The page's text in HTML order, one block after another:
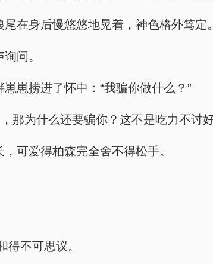
在身后慢悠悠地晃着，神色格外笃定。
问。
崽捞进了怀中：“我骗你做什么？”
那为什么还要骗你？这不是吃力不讨
可爱得柏森完全舍不得松手。
不可思议。